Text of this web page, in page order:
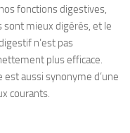
fonctions digestives,
sont mieux digérés, et le
n’est pas
plus efficace.
aussi synonyme d’une
courants.